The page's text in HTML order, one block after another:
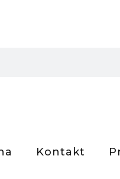
Kontakt